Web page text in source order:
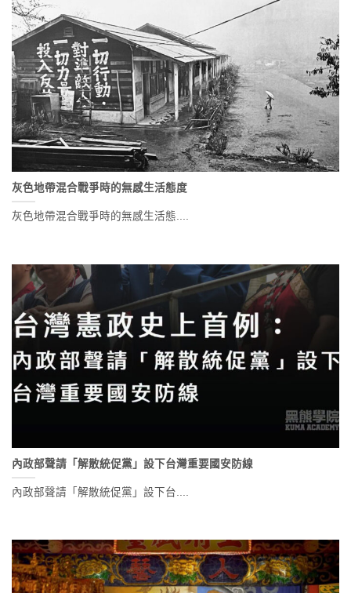
灰色地帶混合戰爭時的無感生活態度
灰色地帶混合戰爭時的無感生活態....
內政部聲請「解散統促黨」設下台灣重要國安防線
內政部聲請「解散統促黨」設下台....